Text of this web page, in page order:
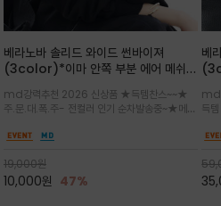
베라노바 솔리드 와이드 썬바이져
(3color)*이마 안쪽 부분 에어 메쉬
노바 심볼 전사 인쇄(Transfer
Printing)뒷밴딩으로 사이즈 조절이 가
능해 누구나 안정적으로 착용
md강력추천 2026 신상품 ★득템찬스~~★
주.문.대.폭.주- 전컬러 인기 순차발송중~★메쉬
일 보송보송한 스킨케어 핏(Skin-care fit)을
프,여행까지~~
19,000원
10,000원 47%
베
잡
뒷
터치
md
득
인
스러